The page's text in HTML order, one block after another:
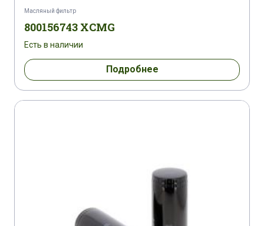
CATERPILLAR 314 D/LCR
CATERPILLAR 314 D/LCR
CATERPILLAR 314 D/LCR CATERPILLAR 315 CL
CATERPILLAR 319 D/LCR CATERPILLAR 320
Масляный фильтр
800156743 XCMG
Есть в наличии
Подробнее